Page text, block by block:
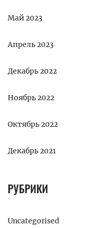
Май 2023
Апрель 2023
Декабрь 2022
Ноябрь 2022
Октябрь 2022
Декабрь 2021
РУБРИКИ
Uncategorised